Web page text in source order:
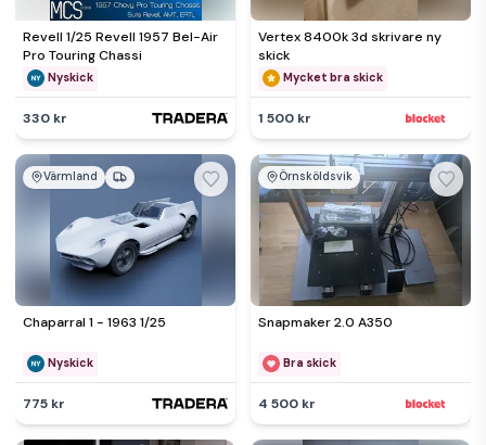
Revell 1/25 Revell 1957 Bel-Air
Pro Touring Chassi
Nyskick
330 kr
Vertex 8400k 3d skrivare ny
skick
Mycket bra skick
1 500 kr
Värmland
Chaparral 1 - 1963 1/25
Nyskick
775 kr
Örnsköldsvik
Snapmaker 2.0 A350
Bra skick
4 500 kr